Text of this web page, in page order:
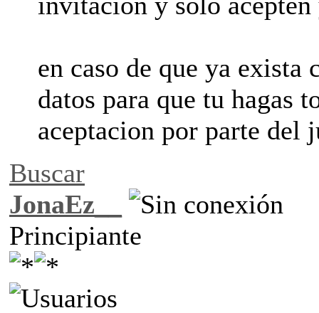
en caso de que ya
datos para que tu hagas
aceptacion por parte del
Buscar
JonaEz__
Principiante